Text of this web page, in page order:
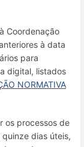
Coordenação
à data
para
digital, listados
NORMATIVA
os processos de
dias úteis,